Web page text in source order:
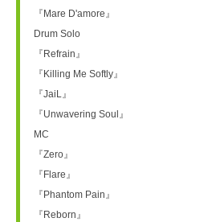
『Mare D'amore』
Drum Solo
『Refrain』
『Killing Me Softly』
『JaiL』
『Unwavering Soul』
MC
『Zero』
『Flare』
『Phantom Pain』
『Reborn』